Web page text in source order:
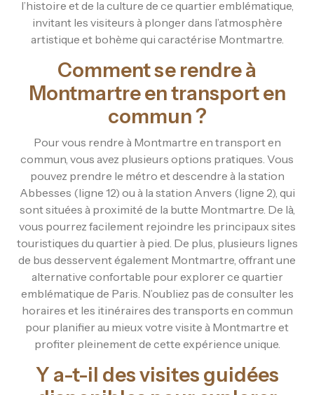
l’histoire et de la culture de ce quartier emblématique,
invitant les visiteurs à plonger dans l’atmosphère
artistique et bohème qui caractérise Montmartre.
Comment se rendre à
Montmartre en transport en
commun ?
Pour vous rendre à Montmartre en transport en
commun, vous avez plusieurs options pratiques. Vous
pouvez prendre le métro et descendre à la station
Abbesses (ligne 12) ou à la station Anvers (ligne 2), qui
sont situées à proximité de la butte Montmartre. De là,
vous pourrez facilement rejoindre les principaux sites
touristiques du quartier à pied. De plus, plusieurs lignes
de bus desservent également Montmartre, offrant une
alternative confortable pour explorer ce quartier
emblématique de Paris. N’oubliez pas de consulter les
horaires et les itinéraires des transports en commun
pour planifier au mieux votre visite à Montmartre et
profiter pleinement de cette expérience unique.
Y a-t-il des visites guidées